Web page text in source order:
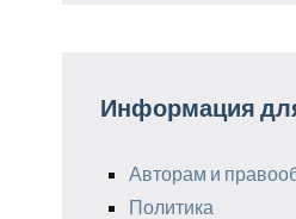
Информация
Авторам и
Политика